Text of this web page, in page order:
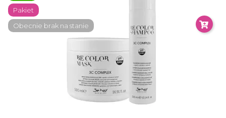
Pakiet
Obecnie brak na stanie